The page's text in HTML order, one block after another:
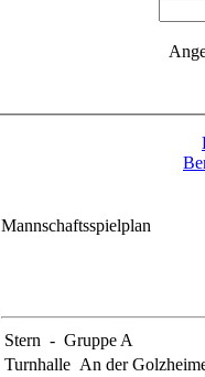
Mannschaftsspielplan
Stern - Gruppe A
Turnhalle An der